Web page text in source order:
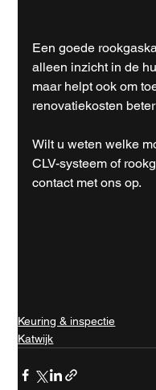
Een goede
alleen inzicht in de
maar helpt ook om
renovatiekosten
Wilt u weten welke
CLV-systeem of
contact met ons op.
Keuring & inspectie
Katwijk